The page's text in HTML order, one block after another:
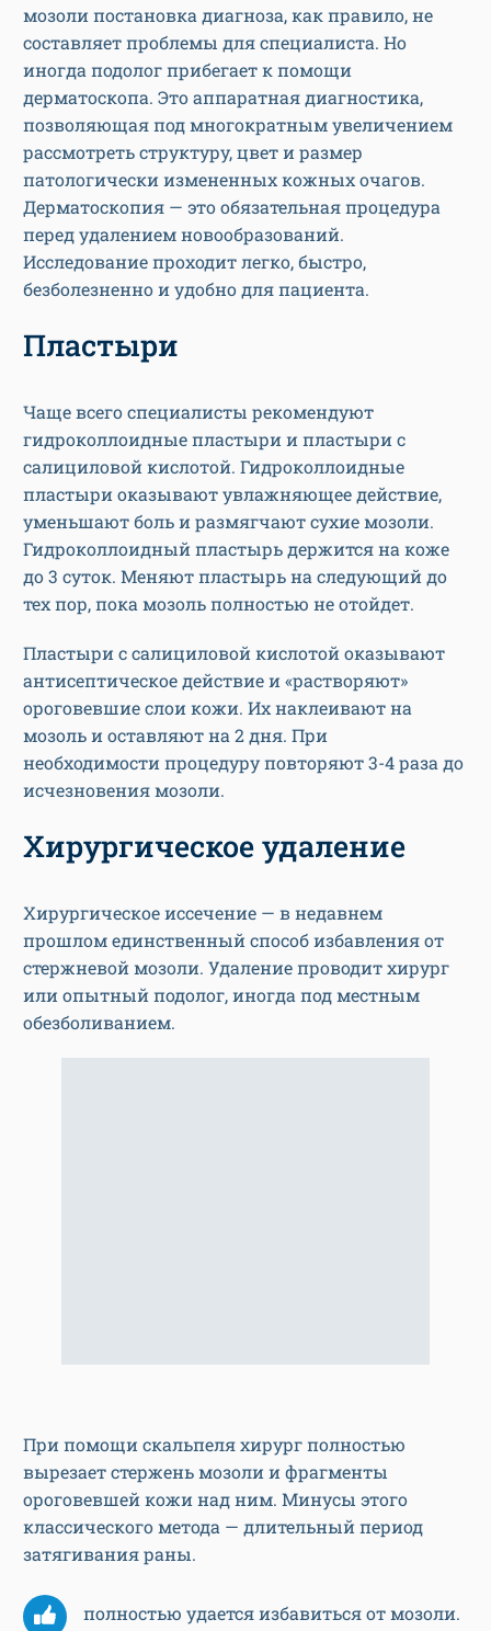
мозоли постановка диагноза, как правило, не
составляет проблемы для специалиста. Но
иногда подолог прибегает к помощи
дерматоскопа. Это аппаратная диагностика,
позволяющая под многократным увеличением
рассмотреть структуру, цвет и размер
патологически измененных кожных очагов.
Дерматоскопия — это обязательная процедура
перед удалением новообразований.
Исследование проходит легко, быстро,
безболезненно и удобно для пациента.
Пластыри
Чаще всего специалисты рекомендуют
гидроколлоидные пластыри и пластыри с
салициловой кислотой. Гидроколлоидные
пластыри оказывают увлажняющее действие,
уменьшают боль и размягчают сухие мозоли.
Гидроколлоидный пластырь держится на коже
до 3 суток. Меняют пластырь на следующий до
тех пор, пока мозоль полностью не отойдет.
Пластыри с салициловой кислотой оказывают
антисептическое действие и «растворяют»
ороговевшие слои кожи. Их наклеивают на
мозоль и оставляют на 2 дня. При
необходимости процедуру повторяют 3-4 раза до
исчезновения мозоли.
Хирургическое удаление
Хирургическое иссечение — в недавнем
прошлом единственный способ избавления от
стержневой мозоли. Удаление проводит хирург
или опытный подолог, иногда под местным
обезболиванием.
При помощи скальпеля хирург полностью
вырезает стержень мозоли и фрагменты
ороговевшей кожи над ним. Минусы этого
классического метода — длительный период
затягивания раны.
полностью удается избавиться от мозоли.